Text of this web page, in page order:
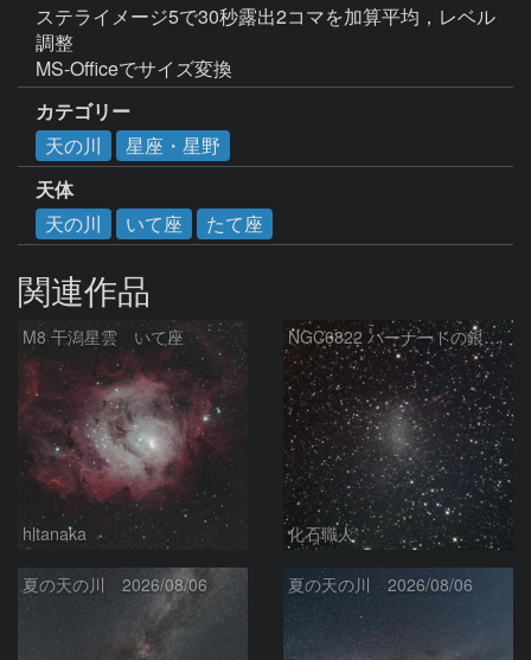
ステライメージ5で30秒露出2コマを加算平均，レベル
調整
MS-Officeでサイズ変換
カテゴリー
天の川
星座・星野
天体
天の川
いて座 たて座
関連作品
M8 干潟星雲 いて座
hltanaka
NGC6822 バーナードの銀河 いて座
化石職人
夏の天の川 2026/08/06 夏の天の川 2026/08/06